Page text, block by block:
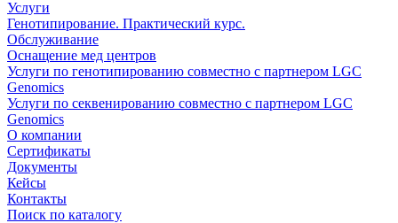
Услуги
Генотипирование. Практический курс.
Обслуживание
Оснащение мед центров
Услуги по генотипированию совместно с партнером LGC
Genomics
Услуги по секвенированию совместно с партнером LGC
Genomics
О компании
Сертификаты
Документы
Кейсы
Контакты
Поиск по каталогу